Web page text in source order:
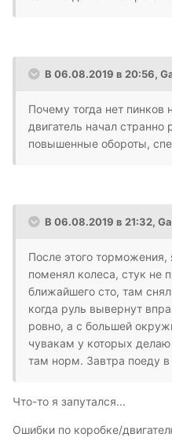
В 06.08.2019 в 20:56,
Почему тогда нет
двигатель начал странно
повышенные обороты,
В 06.08.2019 в 21:32,
После этого
поменял колеса, стук не
ближайшего сто, там
когда руль вывернут
ровно, а с большей
чувакам у которых
там норм. Завтра поеду в
Что-то я запутался...
Ошибки по коробке/